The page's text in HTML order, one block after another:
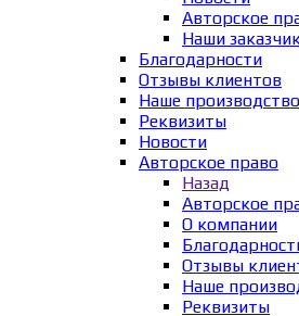
Авторское
Наши
Благодарности
Отзывы клиентов
Наше производство
Реквизиты
Новости
Авторское право
Назад
Авторское
О компании
Отзывы
Наше
Реквизиты